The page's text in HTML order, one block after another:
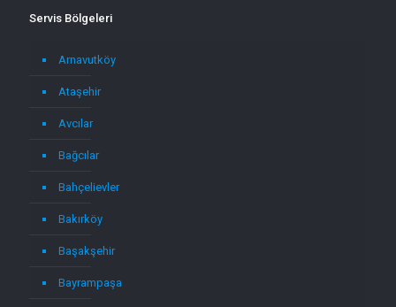
Servis Bölgeleri
Arnavutköy
Ataşehir
Avcılar
Bağcılar
Bahçelievler
Bakırköy
Başakşehir
Bayrampaşa